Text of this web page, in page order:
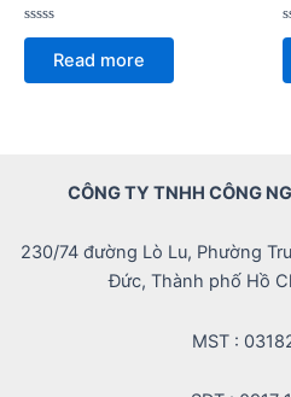
Rated
of
Read more
CÔNG TY TNHH CÔNG
230/74 đường Lò Lu, Phường
Đức, Thành phố Hồ
MST :